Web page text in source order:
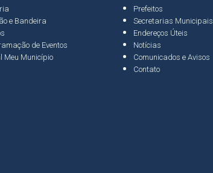
e Bandeira
de Eventos
Meu Município
Prefeitos
Secretarias Municipais
Endereços Úteis
Notícias
Comunicados e Avisos
Contato